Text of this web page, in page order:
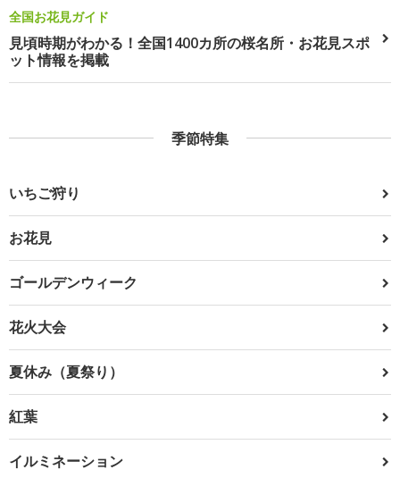
全国お花見ガイド
見頃時期がわかる！全国1400カ所の桜名所・お花見スポ
ット情報を掲載
季節特集
いちご狩り
お花見
ゴールデンウィーク
花火大会
夏休み（夏祭り）
紅葉
イルミネーション